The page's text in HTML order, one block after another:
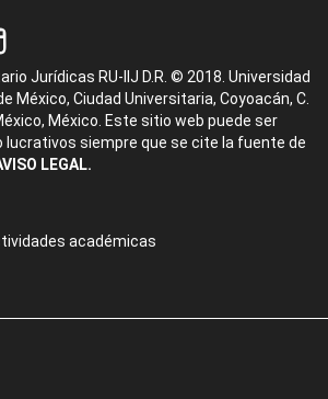
Jurídicas RU-IIJ D.R. © 2018. Universidad
México, Ciudad Universitaria, Coyoacán, C.
México. Este sitio web puede ser
lucrativos siempre que se cite la fuente de
LEGAL.
académicas